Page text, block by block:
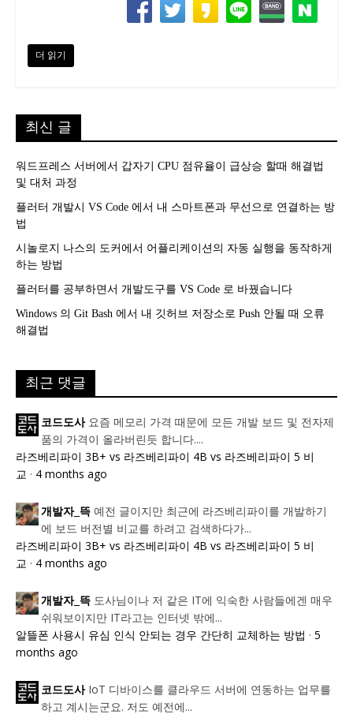
더 읽기
최신 글
워드프레스 서버에서 갑자기 CPU 점유율이 급상승 할때 해결법
및 대처 과정
플러터 개발시 VS Code 에서 내 스마트폰과 무선으로 연결하는 방
법
시놀로지 나스의 도커에서 어플리케이션의 자동 실행을 동작하게
하는 방법
플러터를 공부하면서 개발도구를 VS Code 로 바꿨습니다
Windows 의 Git Bash 에서 내 깃허브 저장소로 Push 안될 때 오류
해결법
최근 댓글
코드도사 요즘 메모리 가격 때문에 모든 개발 보드 및 전자제
품의 가격이 올라버린듯 합니다....
라즈베리파이 3B+ vs 라즈베리파이 4B vs 라즈베리파이 5 비
교 · 4 months ago
개발자_뜩 예전 글이지만 최근에 라즈베리파이를 개발하기
에 보드 버전별 비교를 하려고 검색하다가...
라즈베리파이 3B+ vs 라즈베리파이 4B vs 라즈베리파이 5 비
교 · 4 months ago
개발자_뜩 도사님이나 저 같은 IT에 익숙한 사람들에겐 매우
쉬워보이지만 IT라고는 인터넷 밖에...
알뜰폰 사용시 유심 인식 안되는 경우 간단히 교체하는 방법 · 5
months ago
코드도사 IoT 디바이스를 클라우드 서버에 연동하는 업무를
하고 계시는군요. 저도 예전에...